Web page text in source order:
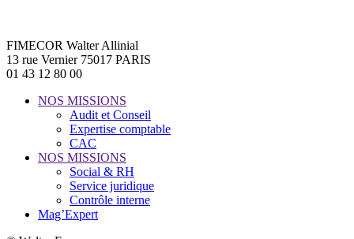
FIMECOR Walter Allinial
13 rue Vernier 75017 PARIS
01 43 12 80 00
NOS MISSIONS
Audit et Conseil
Expertise comptable
CAC
NOS MISSIONS
Social & RH
Service juridique
Contrôle interne
Mag’Expert